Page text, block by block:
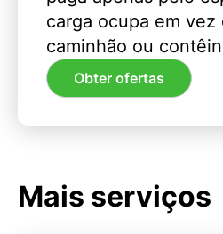
carga ocupa em vez
caminhão ou
Obter ofertas
Mais serviços